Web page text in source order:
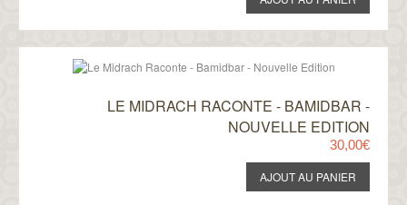
LE MIDRACH RACONTE - BAMIDBAR -
NOUVELLE EDITION
30,00€